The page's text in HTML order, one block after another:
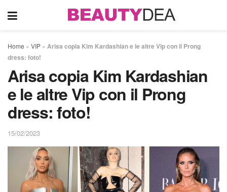
Home » VIP » Arisa copia Kim Kardashian e le altre Vip con il Prong
dress: foto!
Arisa copia Kim Kardashian
e le altre Vip con il Prong
dress: foto!
15/02/2023